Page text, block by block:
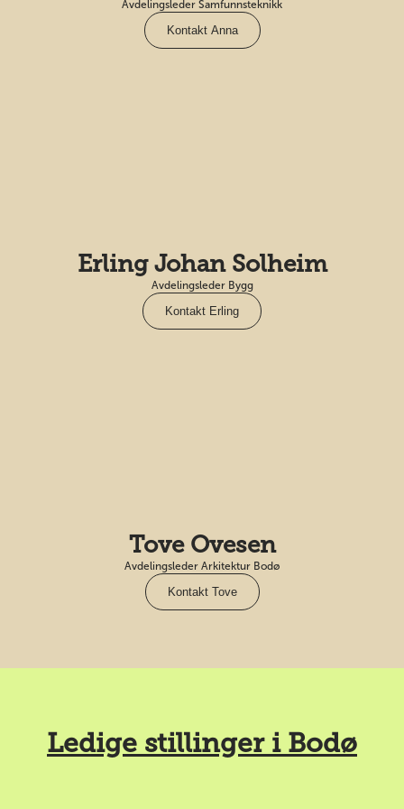
Avdelingsleder Samfunnsteknikk
Kontakt Anna
Erling Johan Solheim
Avdelingsleder Bygg
Kontakt Erling
Tove Ovesen
Avdelingsleder Arkitektur Bodø
Kontakt Tove
Ledige stillinger i Bodø